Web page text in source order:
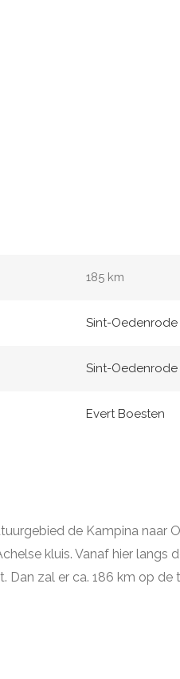
185 km
Sint-Oedenrode
Sint-Oedenrode
Evert Boesten
de Kampina naar
kluis. Vanaf hier
Dan zal er ca. 186 km op de